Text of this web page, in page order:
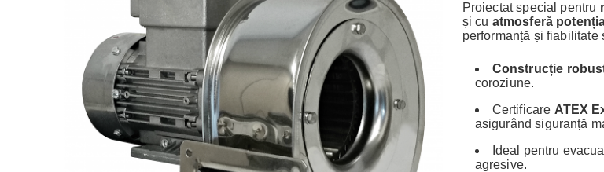
Proiectat special pentru
și cu atmosferă
performanță și fiabilitate
Construcție
coroziune.
Certificare ATEX
asigurând siguranță
Ideal pentru
agresive.